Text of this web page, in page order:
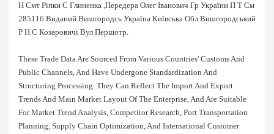
Н Смт Ріпки С Глиненка ,передера Олег Іванович Гр України П Т См
285116 Виданий Вишгородсь Україна Київська Обл Вишгородський
Р Н С Козаровичі Вул Першотр.
These Trade Data Are Sourced From Various Countries' Customs And
Public Channels, And Have Undergone Standardization And
Structuring Processing. They Can Reflect The Import And Export
Trends And Main Market Layout Of The Enterprise, And Are Suitable
For Market Trend Analysis, Competitor Research, Port Transportation
Planning, Supply Chain Optimization, And International Customer